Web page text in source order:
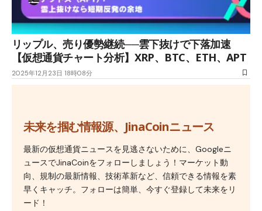
リップル、売り優勢継続──雲下抜けで下落加速
【仮想通貨チャート分析】XRP、BTC、ETH、APT
2025年12月23日 18時08分
未来を掴む情報源、JinaCoinニュース
最新の仮想通貨ニュースを見逃さないために、Googleニ
ュースでJinaCoinをフォローしましょう！マーケット動
向、規制の最新情報、技術革新など、信頼できる情報を素
早くキャッチ。フォローは簡単、今すぐ登録して未来をリ
ード！